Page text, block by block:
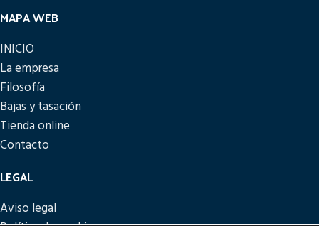
MAPA WEB
INICIO
La empresa
Filosofía
Bajas y tasación
Tienda online
Contacto
LEGAL
Aviso legal